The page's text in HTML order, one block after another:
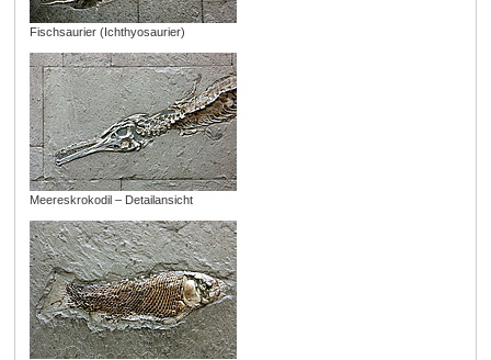
Fischsaurier (Ichthyosaurier)
Meereskrokodil – Detailansicht